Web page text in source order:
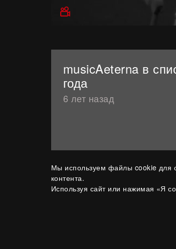
Мы используем файлы cookie для
контента.
Используя сайт или нажимая «Я
musicAeterna в
года
6 лет назад